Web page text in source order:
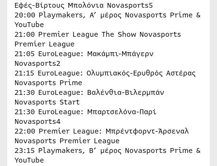
Εφές-Βίρτους Μπολόνια Novasports5
20:00 Playmakers, Α’ μέρος Novasports Prime &
YouTube
21:00 Premier League The Show Novasports
Premier League
21:05 EuroLeague: Μακάμπι-Μπάγερν
Novasports2
21:15 EuroLeague: Ολυμπιακός-Ερυθρός Αστέρας
Novasports Prime
21:30 EuroLeague: Βαλένθια-Βιλερμπάν
Novasports Start
21:30 EuroLeague: Μπαρτσελόνα-Παρί
Novasports4
22:00 Premier League: Μπρέντφορντ-Άρσεναλ
Novasports Premier League
23:15 Playmakers, Β’ μέρος Novasports Prime &
YouTube